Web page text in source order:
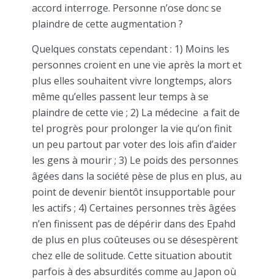
accord interroge. Personne n’ose donc se
plaindre de cette augmentation ?
Quelques constats cependant : 1) Moins les
personnes croient en une vie après la mort et
plus elles souhaitent vivre longtemps, alors
même qu’elles passent leur temps à se
plaindre de cette vie ; 2) La médecine a fait de
tel progrès pour prolonger la vie qu’on finit
un peu partout par voter des lois afin d’aider
les gens à mourir ; 3) Le poids des personnes
âgées dans la société pèse de plus en plus, au
point de devenir bientôt insupportable pour
les actifs ; 4) Certaines personnes très âgées
n’en finissent pas de dépérir dans des Epahd
de plus en plus coûteuses ou se désespèrent
chez elle de solitude. Cette situation aboutit
parfois à des absurdités comme au Japon où